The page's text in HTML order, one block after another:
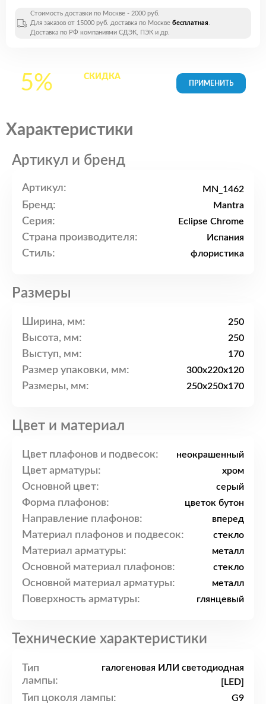
Стоимость доставки по Москве - 2000 руб.
Для заказов от 15000 руб. доставка по Москве бесплатная.
Доставка по РФ компаниями СДЭК, ПЭК и др.
5% СКИДКАна все
Характеристики
Артикул и бренд
Артикул: MN_1462
Бренд: Mantra
Серия: Eclipse Chrome
Страна производителя: Испания
Стиль: флористика
Размеры
Ширина, мм: 250
Высота, мм: 250
Выступ, мм: 170
Размер упаковки, мм: 300x220x120
Размеры, мм: 250x250x170
Цвет и материал
Цвет плафонов и подвесок: неокрашенный
Цвет арматуры: хром
Основной цвет: серый
Форма плафонов: цветок бутон
Направление плафонов: вперед
Материал плафонов и подвесок: стекло
Материал арматуры: металл
Основной материал плафонов: стекло
Основной материал арматуры: металл
Поверхность арматуры: глянцевый
Технические характеристики
Тип
лампы:
галогеновая ИЛИ светодиодная
[LED]
Тип цоколя лампы: G9